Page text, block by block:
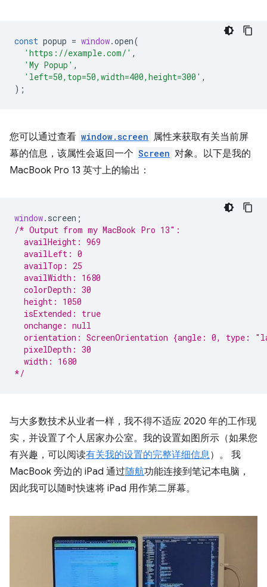
const popup = window.open(
'https://example.com/' ,
'My Popup' ,
'left=50,top=50,width=400,height=300' ,
);
您可以通过查看 window.screen 属性来获取有关当前屏
幕的信息，该属性会返回一个 Screen 对象。以下是我的
MacBook Pro 13 英寸上的输出：
window. screen ;
/* Output from my MacBook Pro 13″:
  availHeight: 969
  availLeft: 0
  availTop: 25
  availWidth: 1680
  colorDepth: 30
  height: 1050
  isExtended: true
  onchange: null
orientation: ScreenOrientation {angle: 0, type:
  pixelDepth: 30
  width: 1680
*/
与大多数技术从业者一样，我不得不适应 2020 年的工作现
实，并设置了个人居家办公室。我的设置如图所示（如果您
有兴趣，可以阅读有关我的设置的完整详细信息）。 我
MacBook 旁边的 iPad 通过随航功能连接到笔记本电脑，
因此我可以随时快速将 iPad 用作第二屏幕。